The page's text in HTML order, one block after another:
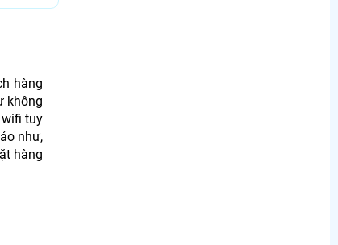
hàng
không
tuy
như,
hàng